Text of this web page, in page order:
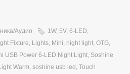
Аудио 1W, 5V, 6-LED,
Fixture, Lights, Mini, night light, OTG,
USB Power 6-LED Night Light, Soshine
Warm, soshine usb led , Touch